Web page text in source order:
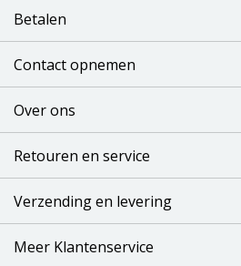
Betalen
Contact opnemen
Over ons
Retouren en service
Verzending en levering
Meer Klantenservice